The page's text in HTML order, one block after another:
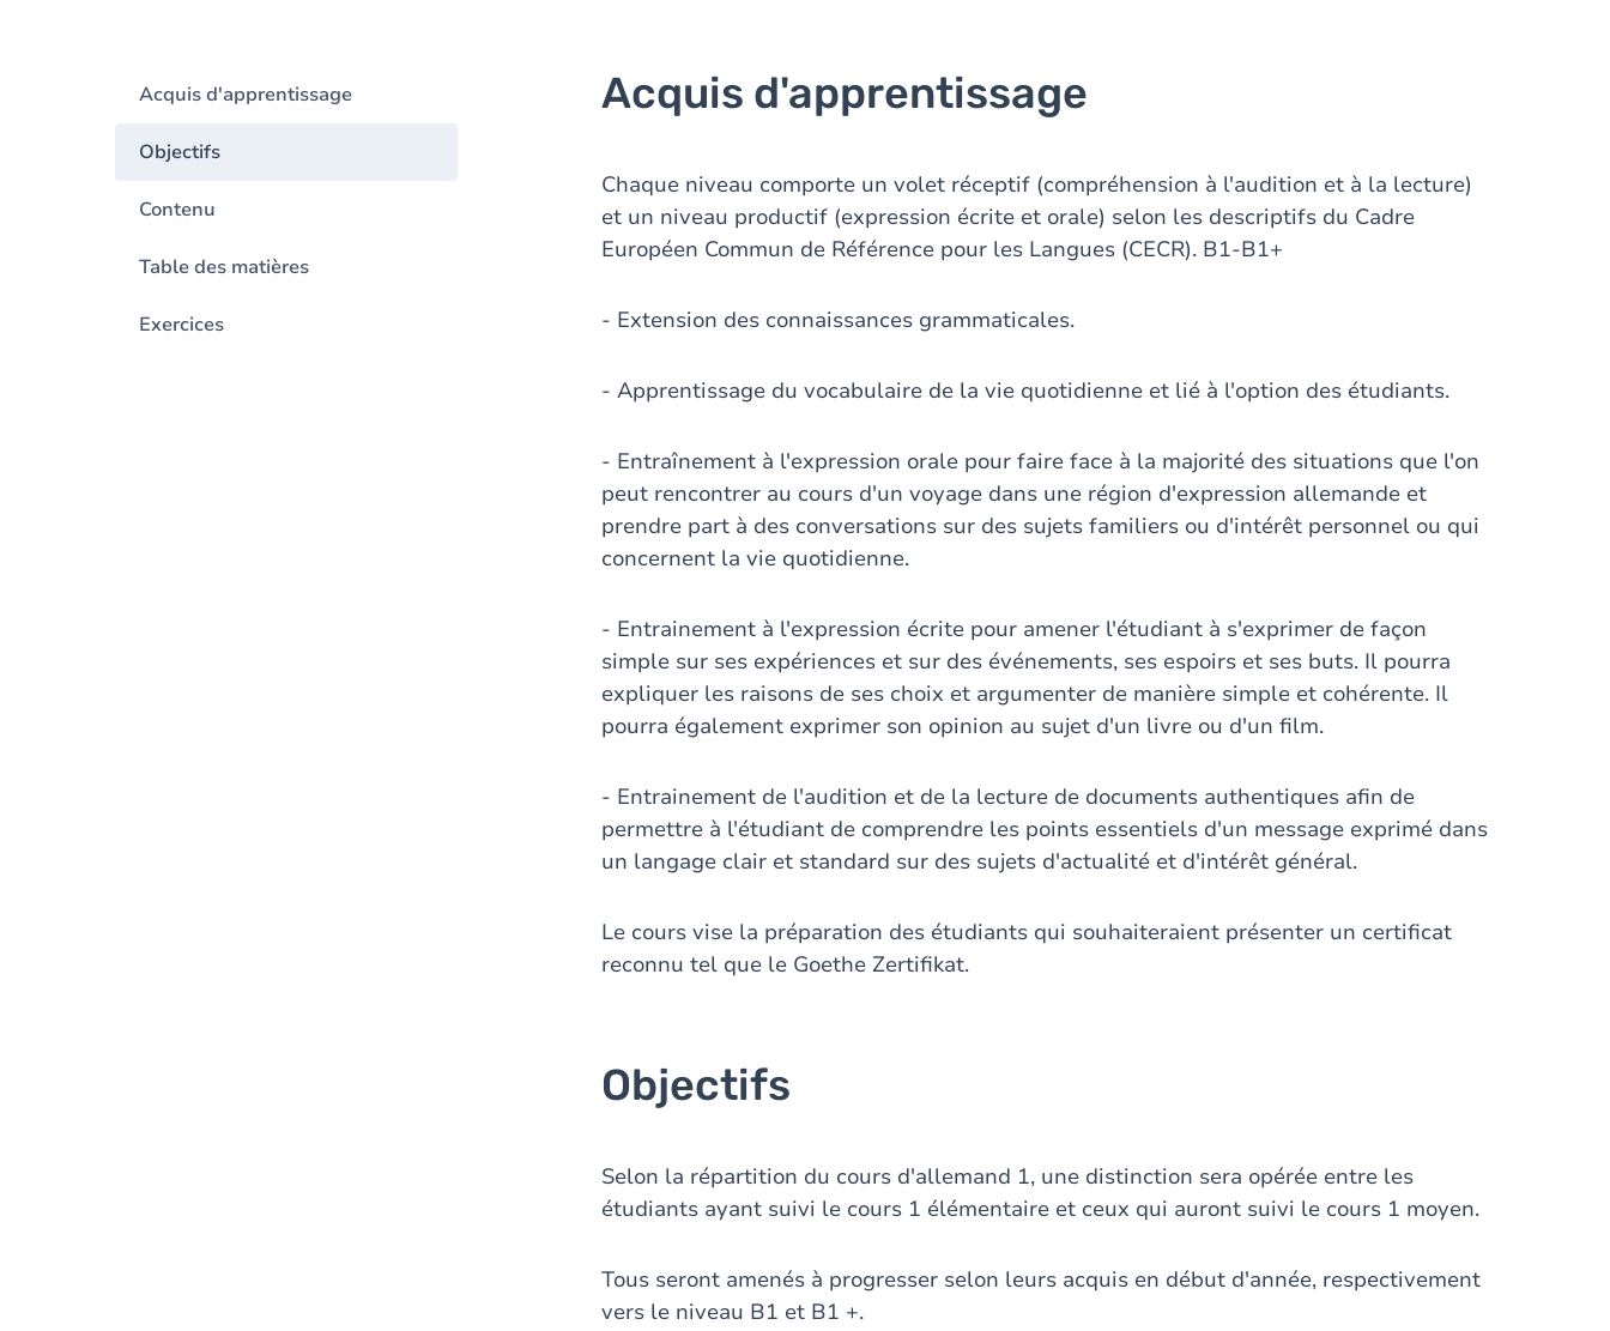
Acquis d'apprentissage
Objectifs
Contenu
Table des matières
Exercices
Acquis d'apprentissage
Chaque niveau comporte un volet réceptif (compréhension à l'audition et à la lecture)
et un niveau productif (expression écrite et orale) selon les descriptifs du Cadre
Européen Commun de Référence pour les Langues (CECR). B1-B1+
- Extension des connaissances grammaticales.
- Apprentissage du vocabulaire de la vie quotidienne et lié à l'option des étudiants.
- Entraînement à l'expression orale pour faire face à la majorité des situations que l'on
peut rencontrer au cours d'un voyage dans une région d'expression allemande et
prendre part à des conversations sur des sujets familiers ou d'intérêt personnel ou qui
concernent la vie quotidienne.
- Entrainement à l'expression écrite pour amener l'étudiant à s'exprimer de façon
simple sur ses expériences et sur des événements, ses espoirs et ses buts. Il pourra
expliquer les raisons de ses choix et argumenter de manière simple et cohérente. Il
pourra également exprimer son opinion au sujet d'un livre ou d'un film.
- Entrainement de l'audition et de la lecture de documents authentiques afin de
permettre à l'étudiant de comprendre les points essentiels d'un message exprimé dans
un langage clair et standard sur des sujets d'actualité et d'intérêt général.
Le cours vise la préparation des étudiants qui souhaiteraient présenter un certificat
reconnu tel que le Goethe Zertifikat.
Objectifs
Selon la répartition du cours d'allemand 1, une distinction sera opérée entre les
étudiants ayant suivi le cours 1 élémentaire et ceux qui auront suivi le cours 1 moyen.
Tous seront amenés à progresser selon leurs acquis en début d'année, respectivement
vers le niveau B1 et B1 +.